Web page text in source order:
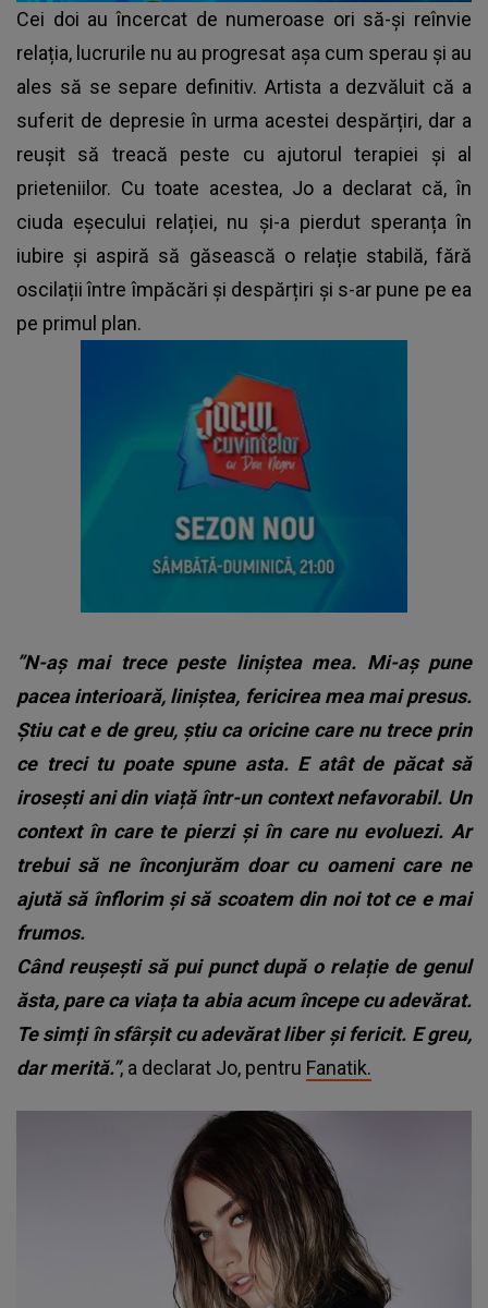
Cei doi au încercat de numeroase ori să-și reînvie
relația, lucrurile nu au progresat așa cum sperau și au
ales să se separe definitiv. Artista a dezvăluit că a
suferit de depresie în urma acestei despărțiri, dar a
reușit să treacă peste cu ajutorul terapiei și al
prieteniilor. Cu toate acestea, Jo a declarat că, în
ciuda eșecului relației, nu și-a pierdut speranța în
iubire și aspiră să găsească o relație stabilă, fără
oscilații între împăcări și despărțiri și s-ar pune pe ea
pe primul plan.
”N-aș mai trece peste liniștea mea. Mi-aș pune
pacea interioară, liniștea, fericirea mea mai presus.
Știu cat e de greu, știu ca oricine care nu trece prin
ce treci tu poate spune asta. E atât de păcat să
irosești ani din viață într-un context nefavorabil. Un
context în care te pierzi și în care nu evoluezi. Ar
trebui să ne înconjurăm doar cu oameni care ne
ajută să înflorim și să scoatem din noi tot ce e mai
frumos.
Când reușești să pui punct după o relație de genul
ăsta, pare ca viața ta abia acum începe cu adevărat.
Te simți în sfârșit cu adevărat liber și fericit. E greu,
dar merită.”, a declarat Jo, pentru Fanatik.